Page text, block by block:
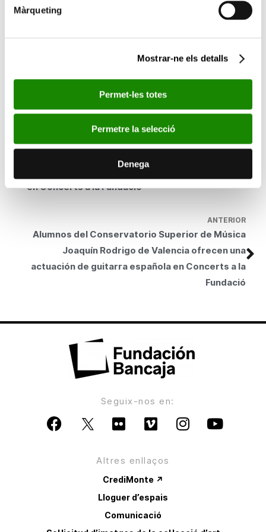
Màrqueting
Mostrar-ne els detalls
Permet-les totes
Permetre la selecció
Denega
salas de exposición hasta las 24 horas, con entrada gratuita.
Esta ampliación del horario habitual permitirá al público visitar
(1984-2010). Col·lecció Fundació Bancaixa.
Además, se realizarán visitas guiadas gratuitas a las 18, 19, 20 y
21 horas. Para las visitas guiadas se pueden realizar
inscripciones previas en el correo electrónico
ANTERIOR
Alumnos del Conservatorio Superior de Música
Joaquín Rodrigo de Valencia ofrecen una
actuación de guitarra española en Concerts a la
Fundació
obras desde el Renacimiento hasta el siglo XX
en Concerts a la Fundació
Seguix-nos en:
Altres enllaços
CrediMonte ↗
Lloguer d’espais
Comunicació